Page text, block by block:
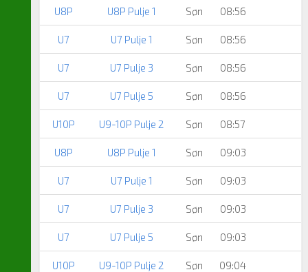
U8P U8P Pulje 1 Søn 08:56
U7 U7 Pulje 1 Søn 08:56
U7 U7 Pulje 3 Søn 08:56
U7 U7 Pulje 5 Søn 08:56
U10P U9-10P Pulje 2 Søn 08:57
U8P U8P Pulje 1 Søn 09:03
U7 U7 Pulje 1 Søn 09:03
U7 U7 Pulje 3 Søn 09:03
U7 U7 Pulje 5 Søn 09:03
U10P U9-10P Pulje 2 Søn 09:04